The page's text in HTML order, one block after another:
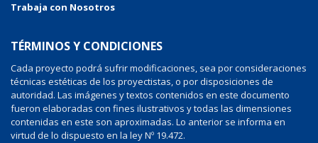
Trabaja con Nosotros
TÉRMINOS Y CONDICIONES
Cada proyecto podrá sufrir modificaciones, sea por consideraciones
técnicas estéticas de los proyectistas, o por disposiciones de
autoridad. Las imágenes y textos contenidos en este documento
fueron elaboradas con fines ilustrativos y todas las dimensiones
contenidas en este son aproximadas. Lo anterior se informa en
virtud de lo dispuesto en la ley Nº 19.472.